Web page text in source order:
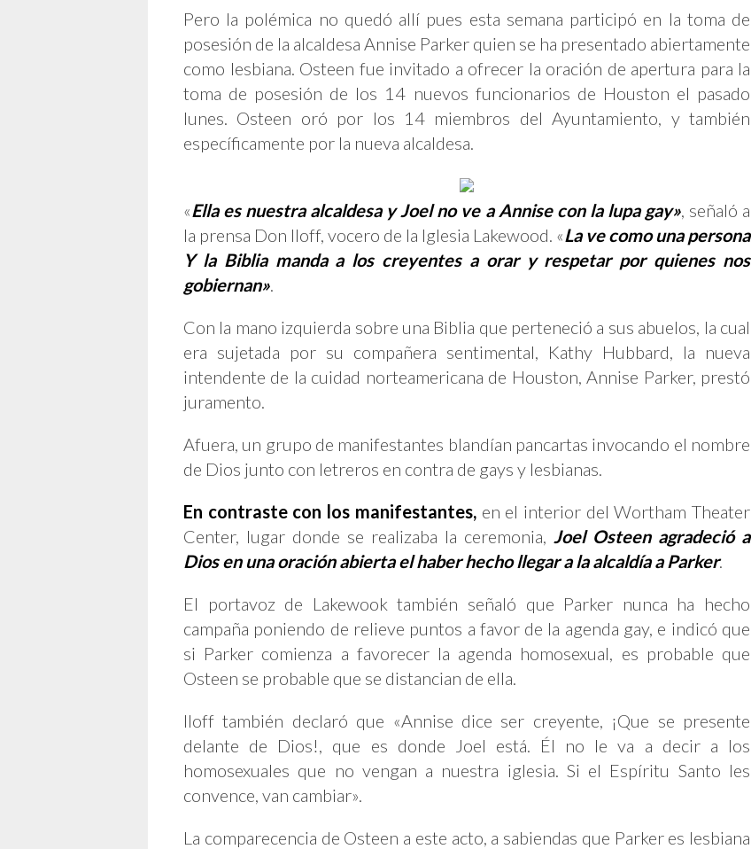
Pero la polémica no quedó allí pues esta semana participó en la toma de
posesión de la alcaldesa Annise Parker quien se ha presentado abiertamente
como lesbiana. Osteen fue invitado a ofrecer la oración de apertura para la
toma de posesión de los 14 nuevos funcionarios de Houston el pasado
lunes. Osteen oró por los 14 miembros del Ayuntamiento, y también
específicamente por la nueva alcaldesa.
«Ella es nuestra alcaldesa y Joel no ve a Annise con la lupa gay», señaló a
la prensa Don Iloff, vocero de la Iglesia Lakewood. «La ve como una persona
Y la Biblia manda a los creyentes a orar y respetar por quienes nos
gobiernan».
Con la mano izquierda sobre una Biblia que perteneció a sus abuelos, la cual
era sujetada por su compañera sentimental, Kathy Hubbard, la nueva
intendente de la cuidad norteamericana de Houston, Annise Parker, prestó
juramento.
Afuera, un grupo de manifestantes blandían pancartas invocando el nombre
de Dios junto con letreros en contra de gays y lesbianas.
En contraste con los manifestantes,en el interior del Wortham Theater
Center, lugar donde se realizaba la ceremonia, Joel Osteen agradeció a
Dios en una oración abierta el haber hecho llegar a la alcaldía a Parker.
El portavoz de Lakewook también señaló que Parker nunca ha hecho
campaña poniendo de relieve puntos a favor de la agenda gay, e indicó que
si Parker comienza a favorecer la agenda homosexual, es probable que
Osteen se probable que se distancian de ella.
Iloff también declaró que «Annise dice ser creyente, ¡Que se presente
delante de Dios!, que es donde Joel está. Él no le va a decir a los
homosexuales que no vengan a nuestra iglesia. Si el Espíritu Santo les
convence, van cambiar».
La comparecencia de Osteen a este acto, a sabiendas que Parker es lesbiana